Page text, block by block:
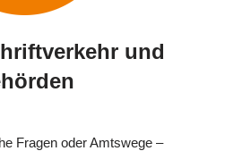
und
Fragen oder Amtswege –